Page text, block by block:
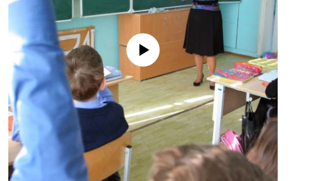
No media source currently available